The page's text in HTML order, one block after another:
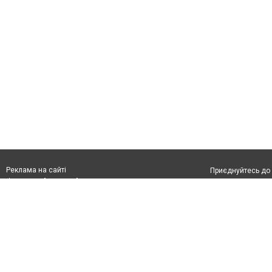
Реклама на сайті
Франшиза "CitySites"
Приєднуйтесь до